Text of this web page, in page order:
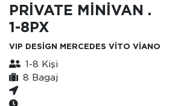
PRİVATE MİNİVAN .
1-8PX
VIP DESİGN MERCEDES VİTO VİANO
1-8 Kişi
8 Bagaj